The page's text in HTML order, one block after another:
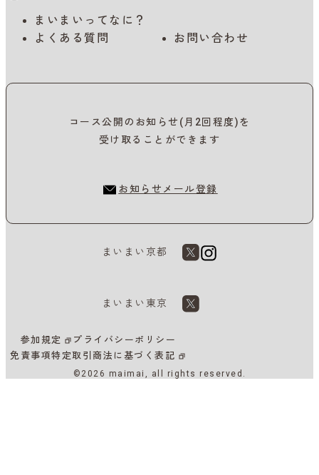
まいまいってなに？
よくある質問
お問い合わせ
コース公開のお知らせ(月2回程度)を
受け取ることができます
お知らせメール登録
まいまい京都
まいまい東京
参加規定
プライバシーポリシー
免責事項特定取引商法に基づく表記
©2026 maimai, all rights reserved.